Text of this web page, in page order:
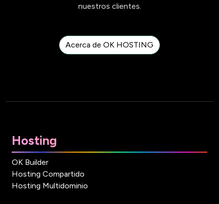
nuestros clientes.
Acerca de OK HOSTING
Hosting
OK Builder
Hosting Compartido
Hosting Multidominio